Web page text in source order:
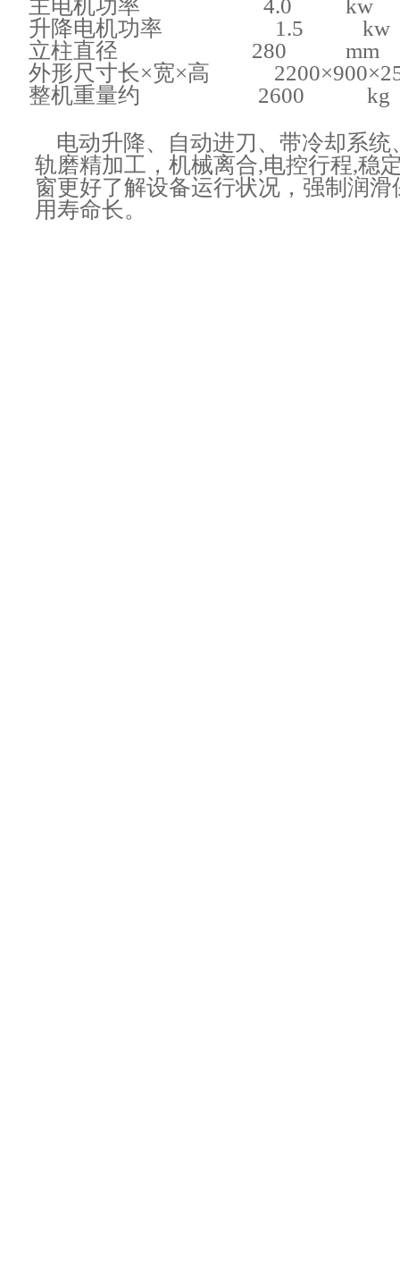
主电机功率 4.0 kw
升降电机功率 1.5 kw
立柱直径 280 mm
外形尺寸长×宽×高
整机重量约 2600
kg
电动升降、自动进刀、带冷却系
轨磨精加工，机械离合,电控行程,稳
窗更好了解设备运行状况，强制润
用寿命长。